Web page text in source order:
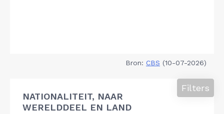
Bron: CBS (10-07-2026)
NATIONALITEIT, NAAR
WERELDDEEL EN LAND
Filters